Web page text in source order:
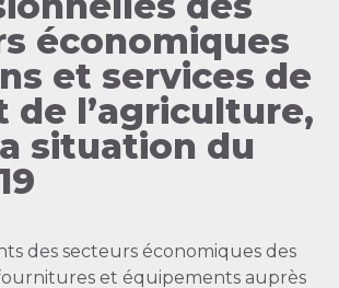
économiques
et services de
de l’agriculture,
situation du
des secteurs économiques des
fournitures et équipements auprès